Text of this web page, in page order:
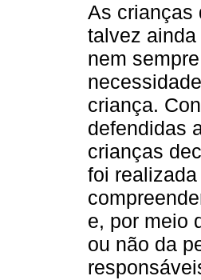
As crianças
talvez
nem
criança.
defendidas
crianças
foi
e, por meio
ou não da